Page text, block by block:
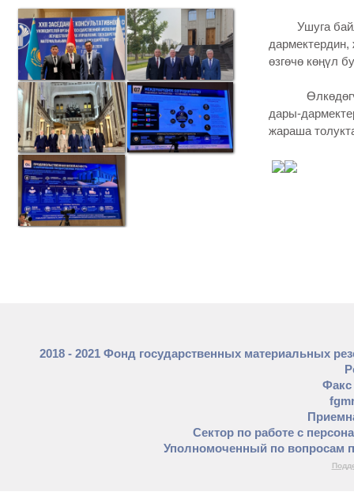
Ушуга
дармектердин,
өзгөчө көңүл
Өлкөдөгү
дары-
жараша
2018 - 2021 Фонд государственных материальных
Факс
Сектор по работе с
Уполномоченный по вопросам